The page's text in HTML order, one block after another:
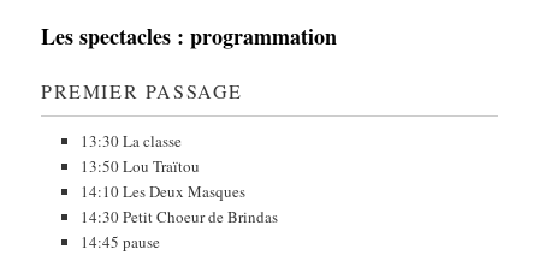
Les spectacles : programmation
PREMIER PASSAGE
13:30 La classe
13:50 Lou Traïtou
14:10 Les Deux Masques
14:30 Petit Choeur de Brindas
14:45 pause